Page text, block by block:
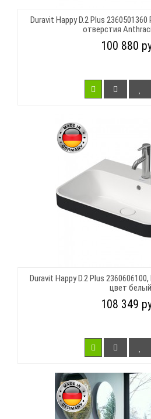
Duravit Happy D.2 Plus
отверстия
100 880
Duravit Happy D.2 Plus
цвет белый
108 349